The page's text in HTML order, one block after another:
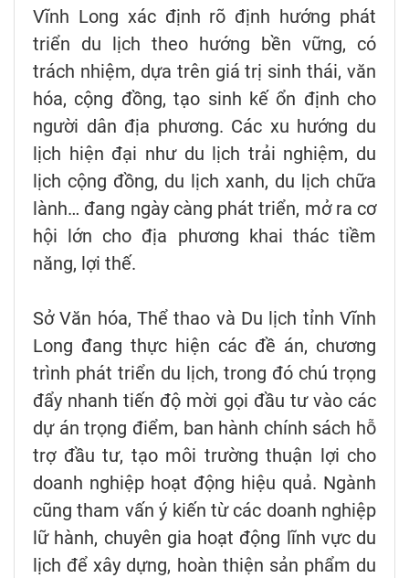
Vĩnh Long xác định rõ định hướng phát
triển du lịch theo hướng bền vững, có
trách nhiệm, dựa trên giá trị sinh thái, văn
hóa, cộng đồng, tạo sinh kế ổn định cho
người dân địa phương. Các xu hướng du
lịch hiện đại như du lịch trải nghiệm, du
lịch cộng đồng, du lịch xanh, du lịch chữa
lành… đang ngày càng phát triển, mở ra cơ
hội lớn cho địa phương khai thác tiềm
năng, lợi thế.
Sở Văn hóa, Thể thao và Du lịch tỉnh Vĩnh
Long đang thực hiện các đề án, chương
trình phát triển du lịch, trong đó chú trọng
đẩy nhanh tiến độ mời gọi đầu tư vào các
dự án trọng điểm, ban hành chính sách hỗ
trợ đầu tư, tạo môi trường thuận lợi cho
doanh nghiệp hoạt động hiệu quả. Ngành
cũng tham vấn ý kiến từ các doanh nghiệp
lữ hành, chuyên gia hoạt động lĩnh vực du
lịch để xây dựng, hoàn thiện sản phẩm du